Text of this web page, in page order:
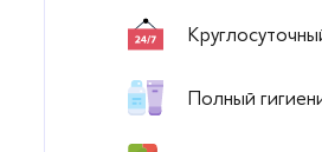
Полный